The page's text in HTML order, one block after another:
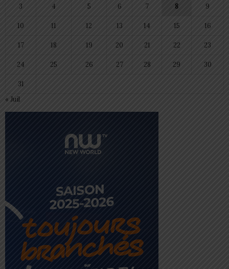
3 4 5 6 7 8 9
10 11 12 13 14 15 16
17 18 19 20 21 22 23
24 25 26 27 28 29 30
31
« Juil